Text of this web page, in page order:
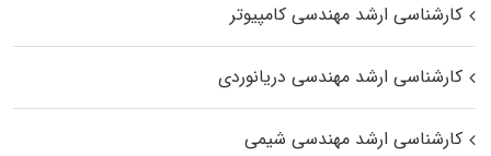
کارشناسی ارشد مهندسی کامپیوتر
کارشناسی ارشد مهندسی دریانوردی
کارشناسی ارشد مهندسی شیمی